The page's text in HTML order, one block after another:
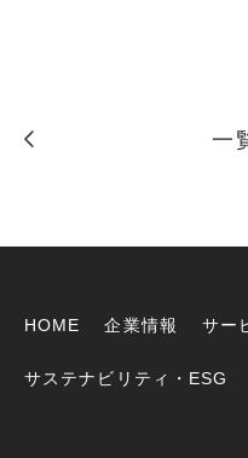
一
HOME 企業情報 サー
サステナビリティ・ESG